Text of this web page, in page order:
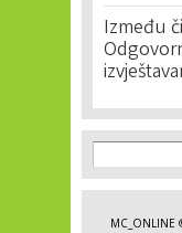
Između
Search